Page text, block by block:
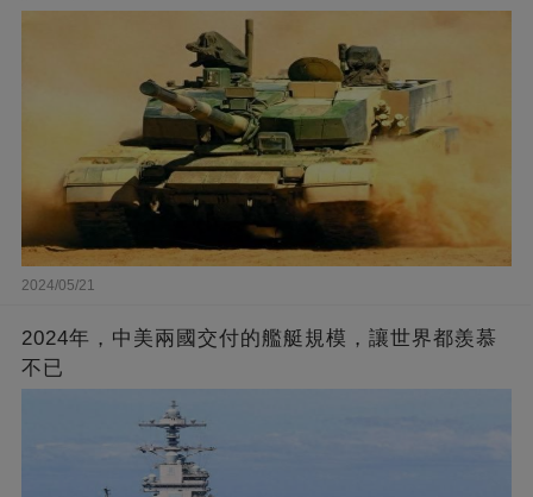
2024/05/21
2024年，中美兩國交付的艦艇規模，讓世界都羨慕
不已